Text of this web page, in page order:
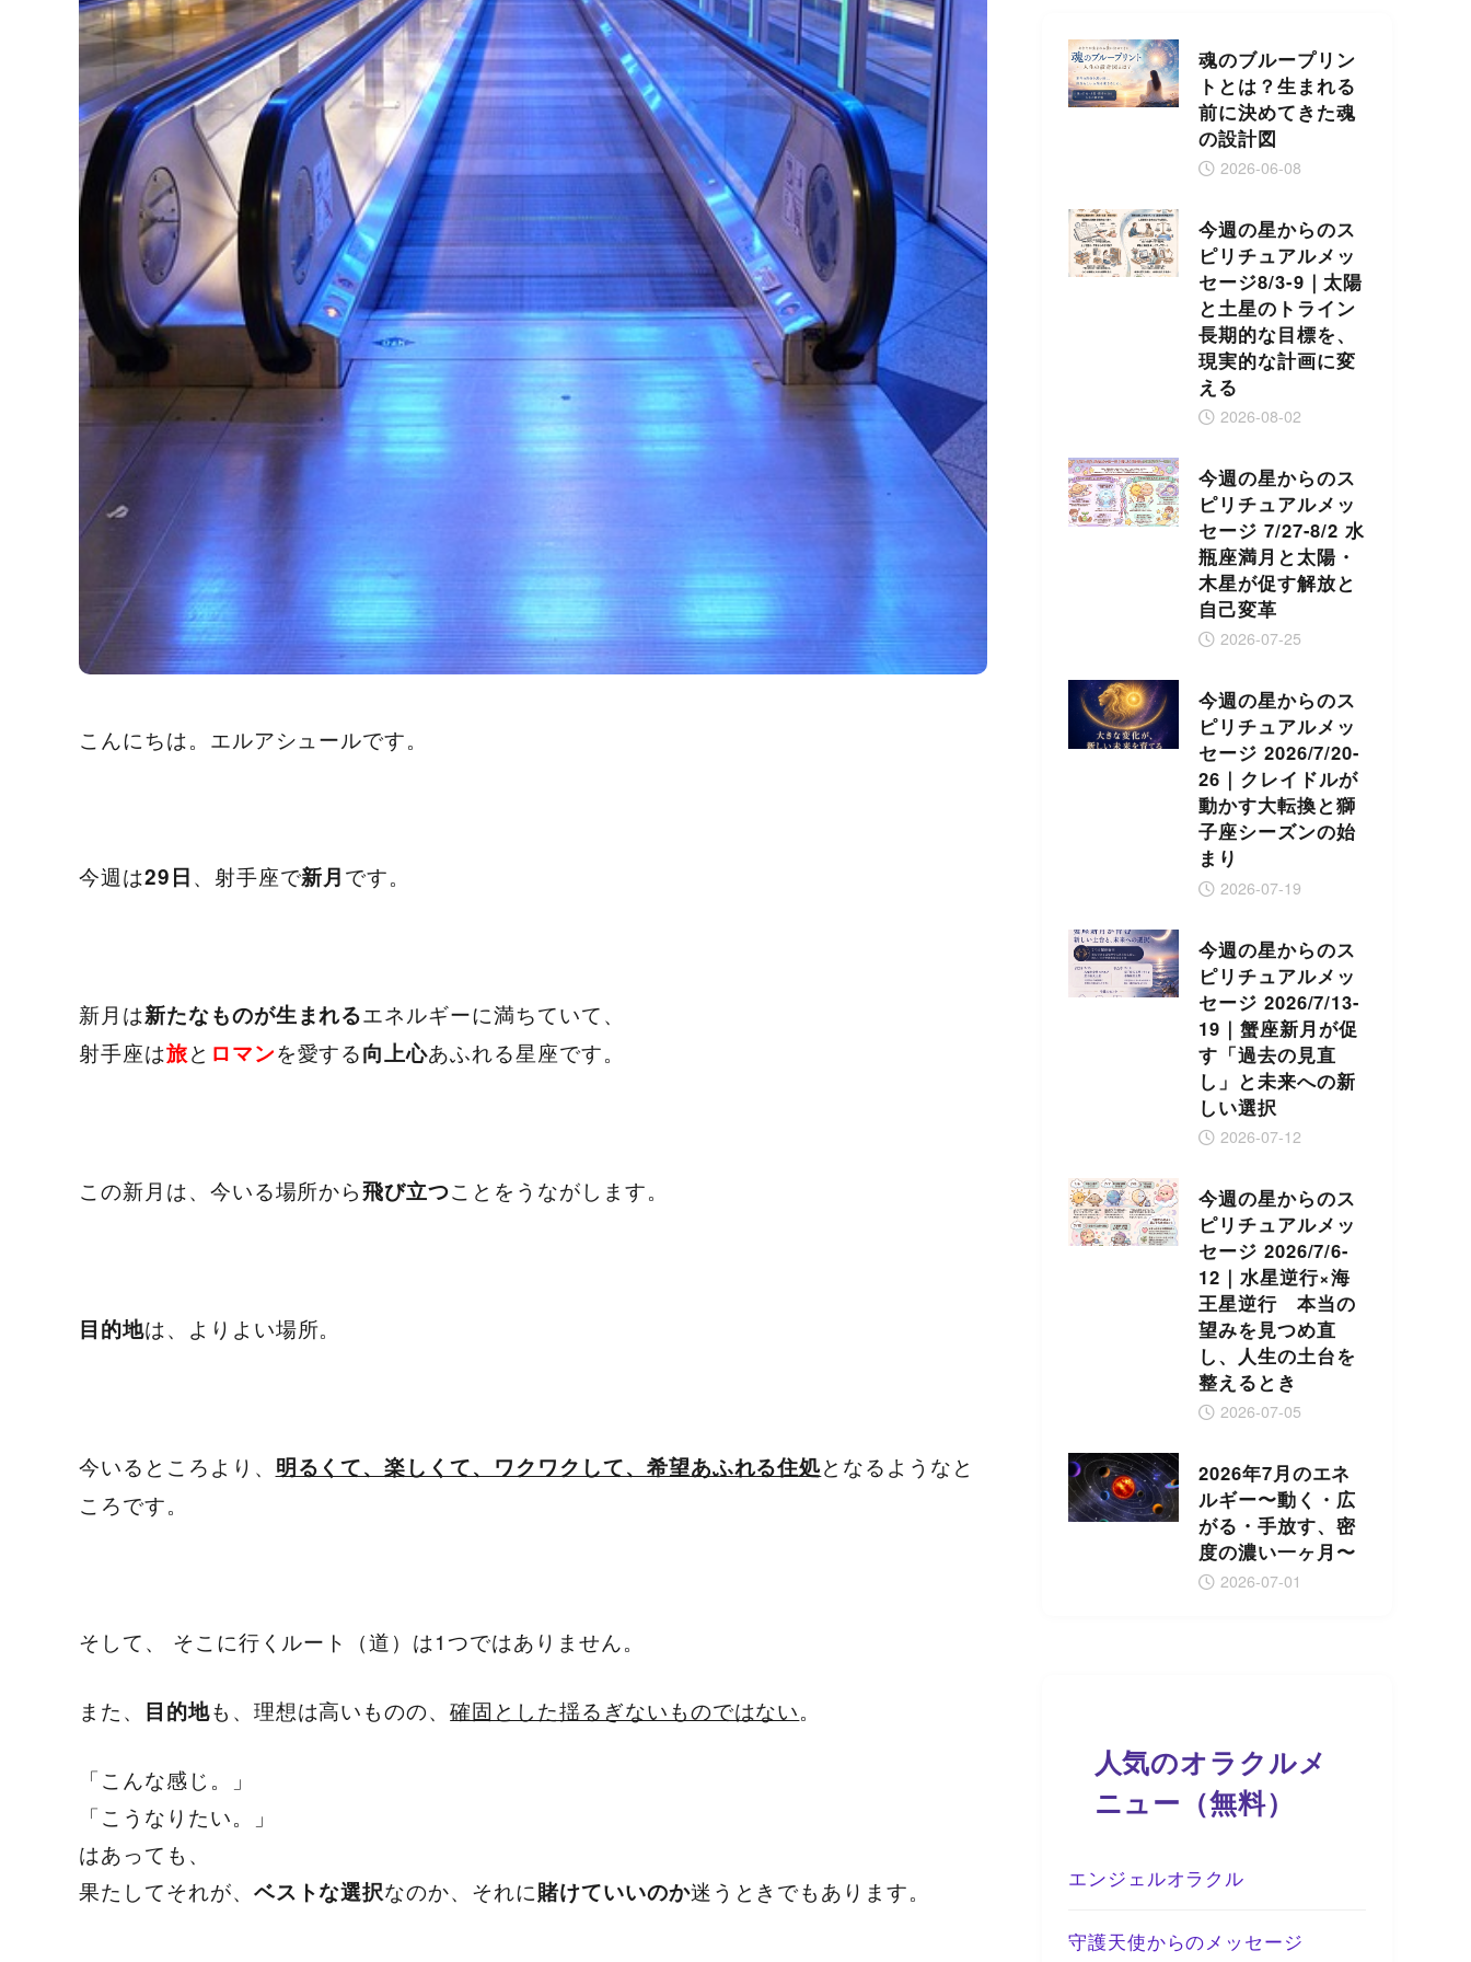
こんにちは。エルアシュールです。
今週は29日、射手座で新月です。
新月は新たなものが生まれるエネルギーに満ちていて、
射手座は旅と ロマンを愛する向上心あふれる星座です。
この新月は、今いる場所から飛び立つことをうながします。
目的地は、よりよい場所。
今いるところより、 明るくて、楽しくて、ワクワクして、希望あふれる住処となるようなと
ころです。
そして、 そこに行くルート（道）は1つではありません。
また、 目的地も、理想は高いものの、確固とした揺るぎないものではない。
「こんな感じ。」
「こうなりたい。」
はあっても、
果たしてそれが、 ベストな選択なのか、それに賭けていいのか迷うときでもあります。
魂のブループリン
トとは？生まれる
前に決めてきた魂
の設計図
2026-06-08
今週の星からのス
ピリチュアルメッ
セージ8/3-9｜太陽
と土星のトライン
長期的な目標を、
現実的な計画に変
える
2026-08-02
今週の星からのス
ピリチュアルメッ
セージ 7/27-8/2 水
瓶座満月と太陽・
木星が促す解放と
自己変革
2026-07-25
今週の星からのス
ピリチュアルメッ
セージ 2026/7/20-
26｜クレイドルが
動かす大転換と獅
子座シーズンの始
まり
2026-07-19
今週の星からのス
ピリチュアルメッ
セージ 2026/7/13-
19｜蟹座新月が促
す「過去の見直
し」と未来への新
しい選択
2026-07-12
今週の星からのス
ピリチュアルメッ
セージ 2026/7/6-
12｜水星逆行×海
王星逆行 本当の
望みを見つめ直
し、人生の土台を
整えるとき
2026-07-05
2026年7月のエネ
ルギー〜動く・広
がる・手放す、密
度の濃い一ヶ月〜
2026-07-01
人気のオラクルメ
ニュー（無料）
エンジェルオラクル
守護天使からのメッセージ